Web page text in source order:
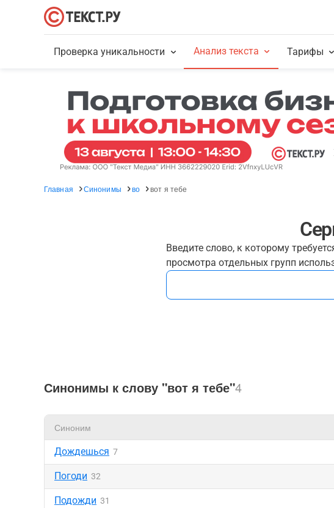
Проверка уникальности Анализ текста Тарифы
Главная Синонимы во вот я тебе
Введите слово, к которому
просмотра отдельных групп
Синонимы к слову "вот я тебе"4
Синоним
Дождешься 7
Погоди 32
Подожди 31